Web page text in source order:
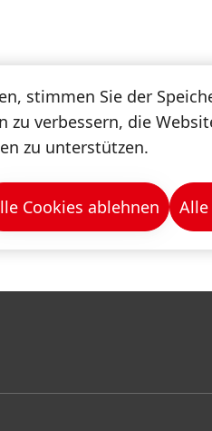
Magazin
stimmen Sie der
verbessern, die
zu unterstützen.
Cookies ablehnen Alle